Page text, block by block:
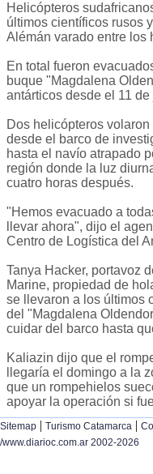
Helicópteros
últimos científicos rusos
Alémán varado entre los
En total fueron
buque "Magdalena
antárticos desde el 11 de
Dos helicópteros
desde el barco de
hasta el navío atrapado
región donde la luz
cuatro horas después.
"Hemos evacuado a
llevar ahora", dijo el
Centro de Logística del
Tanya Hacker, portavoz
Marine, propiedad de
se llevaron a los últimos
del "Magdalena
cuidar del barco hasta
Kaliazin dijo que el
llegaría el domingo a la
que un rompehielos
apoyar la operación si
Sitemap | Turismo Catamarca |
/www.diarioc.com.ar 2002-2026